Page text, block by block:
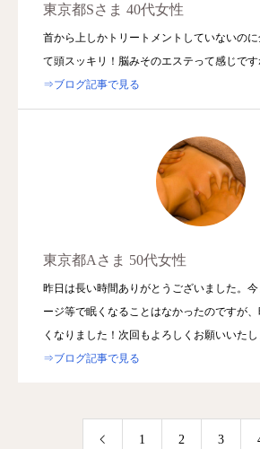
東京都Sさま 40代女性
首から上しかトリートメントしていないの
て頭スッキリ！脳みそのエステって感じで
⇒ブログ記事で見る
東京都Aさま 50代女性
昨日は長い時間ありがとうございました。
ージ等で眠くなることはなかったのですが
くなりました！次回もよろしくお願いいたし
⇒ブログ記事で見る
1 2 3